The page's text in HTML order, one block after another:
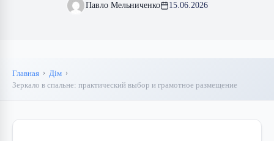
Павло Мельниченко 15.06.2026
Главная
Дім
Зеркало в спальне: практический выбор и грамотное размещение